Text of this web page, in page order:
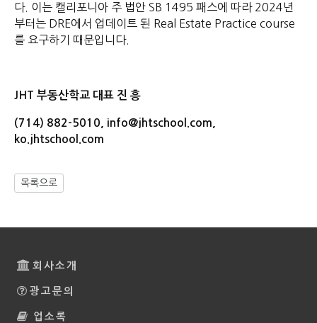
다. 이는 캘리포니아 주 법안 SB 1495 패스에 따라 2024년
부터는 DRE에서 업데이트 된 Real Estate Practice course
를 요구하기 때문입니다.
JHT 부동산학교 대표 진 흥
(714) 882-5010, info@jhtschool.com,
ko.jhtschool.com
목록으로
회사소개
광고문의
업소록